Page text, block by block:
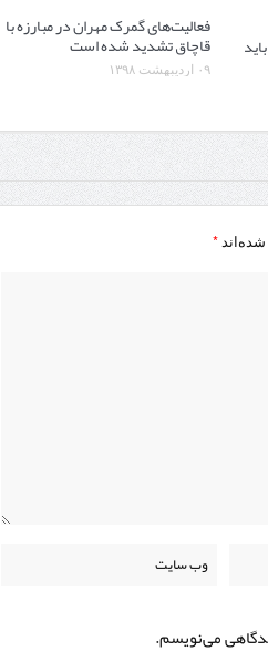
فعالیت‌های گمرک مهران در مبارزه با
قاچاق تشدید شده است
۰۹ اردیبهشت ۱۳۹۸
شده‌اند*
می‌نویسم.